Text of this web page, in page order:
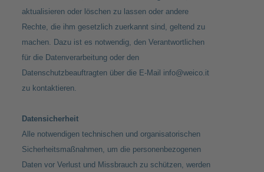
aktualisieren oder löschen zu lassen oder andere
Rechte, die ihm gesetzlich zuerkannt sind, geltend zu
machen. Dazu ist es notwendig, den Verantwortlichen
für die Datenverarbeitung oder den
Datenschutzbeauftragten über die E-Mail info@weico.it
zu kontaktieren.
Datensicherheit
Alle notwendigen technischen und organisatorischen
Sicherheitsmaßnahmen, um die personenbezogenen
Daten vor Verlust und Missbrauch zu schützen, werden